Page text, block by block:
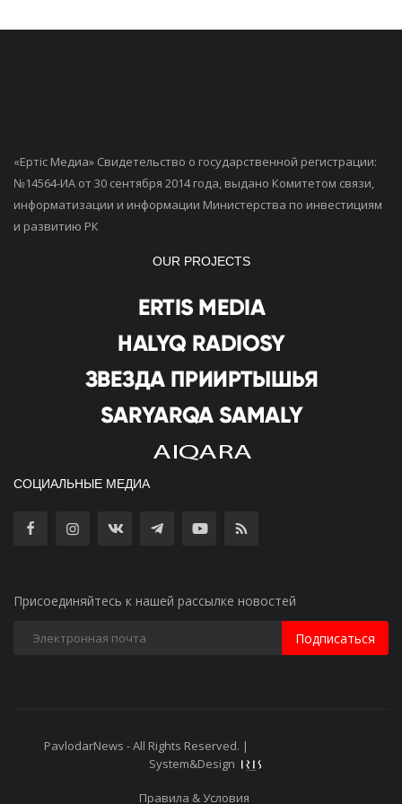
«Ертiс Медиа» Свидетельство о государственной регистрации:
№14564-ИА от 30 сентября 2014 года, выдано Комитетом связи,
информатизации и информации Министерства по инвестициям
и развитию РК
OUR PROJECTS
СОЦИАЛЬНЫЕ МЕДИА
Присоединяйтесь к нашей рассылке новостей
Подписаться
PavlodarNews - All Rights Reserved. |
System&Design
Правила & Условия